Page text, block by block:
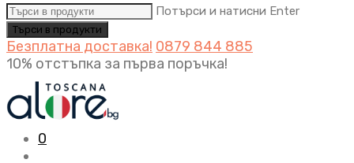
Потърси и натисни Enter
Безплатна доставка! 0879 844 885
10% отстъпка за първа поръчка!
0